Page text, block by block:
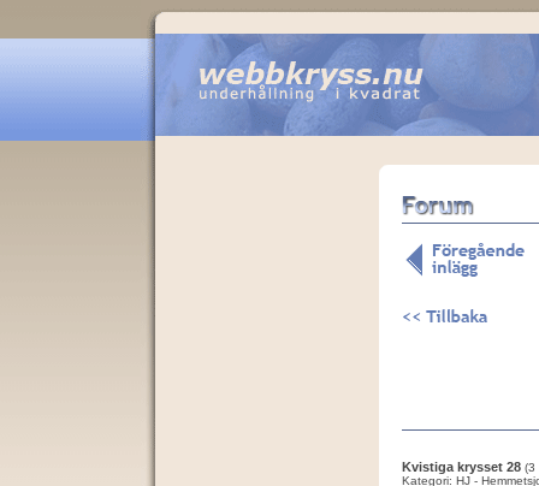
Kvistiga krysset 28 (3
Kategori: HJ -